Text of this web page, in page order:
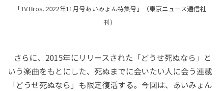
「TV Bros. 2022年11月号あいみょん特集号」（東京ニュース通信社
刊）
さらに、2015年にリリースされた「どうせ死ぬなら」と
いう楽曲をもとにした、死ぬまでに会いたい人に会う連載
「どうせ死ぬなら」も限定復活する。今回は、あいみょん